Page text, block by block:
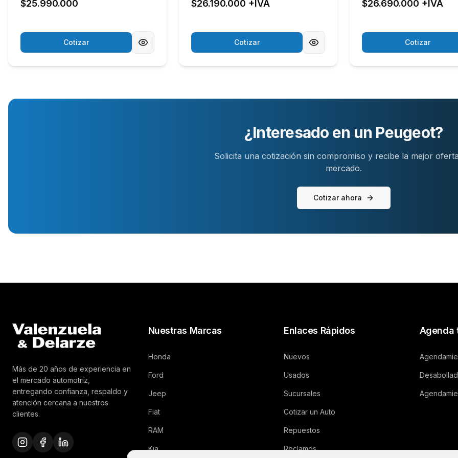
$25.990.000
Cotizar
$26.190.000 +IVA
Cotizar
$26.690.000 +IVA
Cotizar
¿Interesado en un Peugeot?
Solicita una cotización sin compromiso y recibe la mejor
mercado.
Cotizar ahora
Más de 20 años de experiencia en
el mercado automotriz,
entregando confianza, respaldo y
atención cercana a nuestros
clientes.
Nuestras Marcas
Honda
Ford
Jeep
Fiat
RAM
Kia
Enlaces Rápidos
Nuevos
Usados
Sucursales
Cotizar un Auto
Repuestos
Reclamos
Agenda